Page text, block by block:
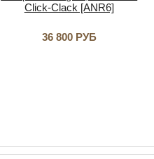
Click-Clack [ANR6]
36 800 РУБ